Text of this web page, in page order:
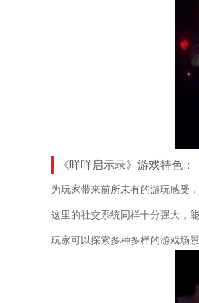
《咩咩启示录》游戏特色：
为玩家带来前所未有的游玩感受
这里的社交系统同样十分强大，
玩家可以探索多种多样的游戏场